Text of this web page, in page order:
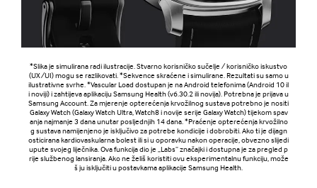
*Slika je simulirana radi ilustracije. Stvarno korisničko sučelje / korisničko iskustvo
(UX/UI) mogu se razlikovati. *Sekvence skraćene i simulirane. Rezultati su samo u
ilustrativne svrhe. *Vascular Load dostupan je na Android telefonima (Android 10 il
i noviji) i zahtijeva aplikaciju Samsung Health (v6.30.2 ili novija). Potrebna je prijava u
Samsung Account. Za mjerenje opterećenja krvožilnog sustava potrebno je nositi
Galaxy Watch (Galaxy Watch Ultra, Watch8 i novije serije Galaxy Watch) tijekom spav
anja najmanje 3 dana unutar posljednjih 14 dana. *Praćenje opterećenja krvožilno
g sustava namijenjeno je isključivo za potrebe kondicije i dobrobiti. Ako ti je dijagn
osticirana kardiovaskularna bolest ili si u oporavku nakon operacije, obvezno slijedi
upute svojeg liječnika. Ova funkcija dio je „Labs” značajki i dostupna je za pregled p
rije službenog lansiranja. Ako ne želiš koristiti ovu eksperimentalnu funkciju, može
š ju isključiti u postavkama aplikacije Samsung Health.